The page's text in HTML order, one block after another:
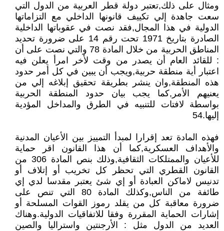
ومثال على ذلك,تعتبر دولة قطر العربية من الدول التي
سعت جاهدة إلي تكييف قانونها الداخلي مع التزاماتها
الدولية في هذا المجال,فقد نصت في عقوباتها الداخلية
الصادرة بتاريخ 1971 تحت رقم 14 على ضرورة تحديد
المناطق الحربية من خلال المادة 78 والتي نصت على أن
: للقائد العام أن يصدر من وقت لأخر امرأ يعلن فيه
اعتبار أية منطقة حربية,ويجب أن يبين في كل أمر حدود
هذه المنطقة,وان ينشر بطريقة تحقيق إبلاغه إلي من
يعنيهم الأمر,كما يجب بيان حدود المنطقة الحربية
بواسطة لافتات للتنبيه في الطرق والمداخل المؤدية
إليها.54
فهذه المادة تعد إقرارا لمبدأ التمييز بين الأعيان المدنية
والأهداف العسكرية,كما أن هذا القانون اقر حماية
للأعيان والممتلكات الثقافية,وذلك بنص المادة 306 من
القانون القطري التي تحظر كل تخريب أو إتلاف أو
تدنيس لاماكن العبادة أو إي شئ يعتبر مقدسا لدي إي
طائفة من الناس,وكذلك المادة 80 التي تنص على
ضرورة معاقبة كل من يقلد رموز القوات المسلحة أو
إشارات الحماية المقررة وفقا للاتفاقيات الدولية.وهناك
العديد من الدول مثل : الأرجنتين واستراليا والصين